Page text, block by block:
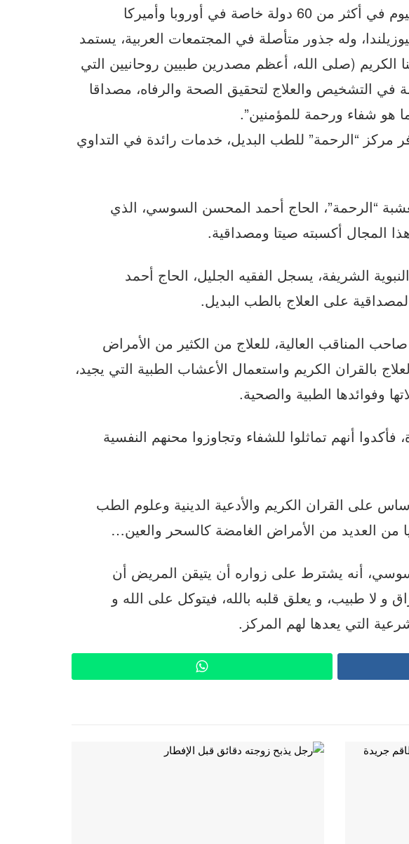
أضحى الطب الروحاني يُمارس اليوم في أكثر من 60 دولة خاصة في أوروبا وأميركا
وله جذور متأصلة في المجتمعات العربية، يستمد
الكريم (صلى الله، أعظم مصدرين طبيين روحانيين التي
في التشخيص والعلاج لتحقيق الصحة والرفاه، مصداقا
هو شفاء ورحمة للمؤمنين”.
مركز “الرحمة” للطب البديل، خدمات رائدة في التداوي
“الرحمة”، الحاج أحمد المحسن السوسي، الذي
المجال أكسبته صيتا ومصداقية.
الشريفة، يسجل الفقيه الجليل، الحاج أحمد
على العلاج بالطب البديل.
المناقب العالية، للعلاج من الكثير من الأمراض
بالقران الكريم واستعمال الأعشاب الطبية التي يجيد،
وفوائدها الطبية والصحية.
أنهم تماثلوا للشفاء وتجاوزوا محنهم النفسية
على القران الكريم والأدعية الدينية وعلوم الطب
من العديد من الأمراض الغامضة كالسحر والعين…
أنه يشترط على زواره أن يتيقن المريض أن
و لا طبيب، و يعلق قلبه بالله، فيتوكل على الله و
التي يعدها لهم المركز.